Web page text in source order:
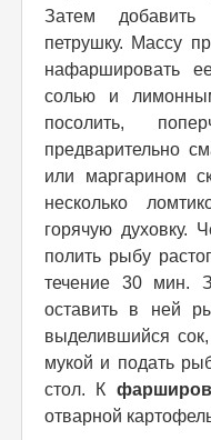
Затем
петрушку. Массу
нафаршировать
солью и
посолить,
предварительно
или маргарином
несколько
горячую духовку.
полить рыбу
течение 30 мин.
оставить в ней
выделившийся
мукой и подать
стол. К
отварной